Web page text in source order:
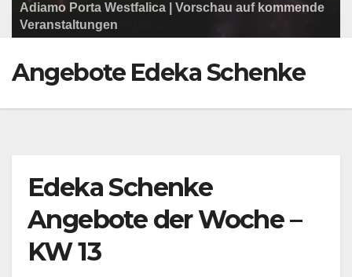
Programm der Komödie am Klosterplatz.
Litfaßsäule Überregional
Adiamo Porta Westfalica | Vorschau auf kommende
Veranstaltungen
Litfaßsäule Überregional
Litfaßsäule Überregional
Angebote Edeka Schenke
Edeka Schenke
Angebote der Woche –
KW 13